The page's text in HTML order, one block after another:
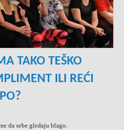
TAKO TEŠKO
ILI REĆI
da sebe gledaju blago.